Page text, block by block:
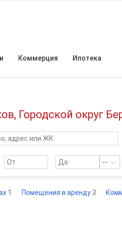
Коммерция Ипотека
Городской округ
--
1 Помещения в аренду 3